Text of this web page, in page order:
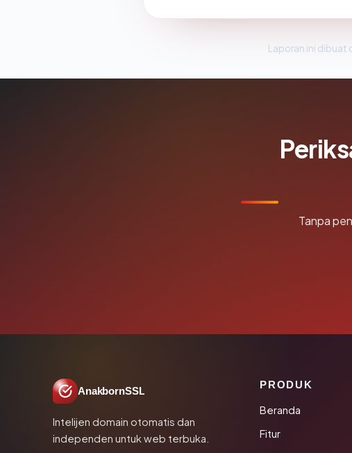
Laporan ini dibuat
Tanpa
AnakbornSSL
Intelijen domain otomatis dan
independen untuk web terbuka.
PRODUK
Beranda
Fitur